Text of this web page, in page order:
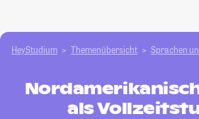
HeyStudium Themenübersicht Sprachen
als